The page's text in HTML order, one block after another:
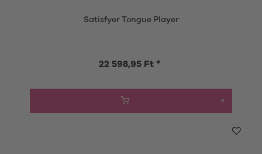
Satisfyer Tongue Player
22 598,95 Ft *